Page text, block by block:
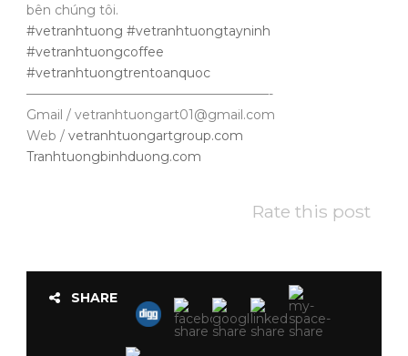
bên chúng tôi.
#vetranhtuong #vetranhtuongtayninh
#vetranhtuongcoffee
#vetranhtuongtrentoanquoc
———————————————————-
Gmail / vetranhtuongart01@gmail.com
Web / vetranhtuongartgroup.com
Tranhtuongbinhduong.com
Rate this post
SHARE